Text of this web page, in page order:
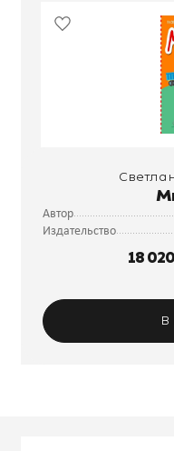
Автор
Издательство
18
В